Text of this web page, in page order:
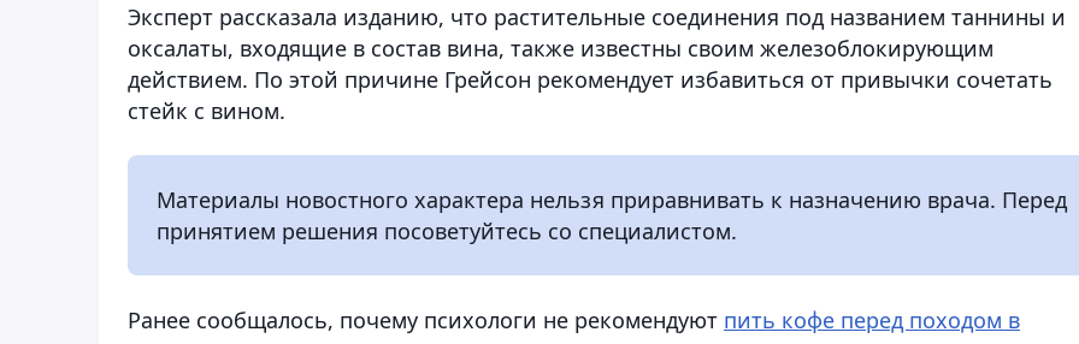
Эксперт рассказала изданию, что растительные соединения под названием таннины и
оксалаты, входящие в состав вина, также известны своим железоблокирующим
действием. По этой причине Грейсон рекомендует избавиться от привычки сочетать
стейк с вином.
Материалы новостного характера нельзя приравнивать к назначению врача. Перед
принятием решения посоветуйтесь со специалистом.
Ранее сообщалось, почему психологи не рекомендуют пить кофе перед походом в